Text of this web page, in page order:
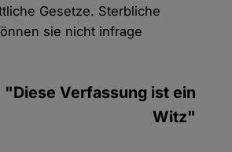
Gesetze. Sterbliche
sie nicht infrage
"Diese Verfassung ist ein
Witz"